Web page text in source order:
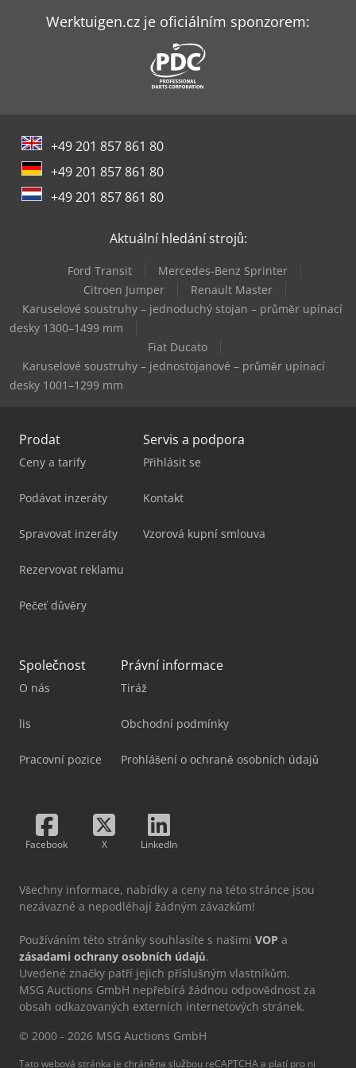
Jcb S2646E
Jlg 600Aj
Jlg E600Jp
Jlg X20J Plus
Okuma Genos M560-V-E
Werktuigen.cz je oficiálním sponzorem:
+49 201 857 861 80
+49 201 857 861 80
+49 201 857 861 80
Aktuální hledání strojů:
Ford Transit
Mercedes-Benz Sprinter
Citroen Jumper
Renault Master
Karuselové soustruhy – jednoduchý stojan – průměr upínací
desky 1300–1499 mm
Fiat Ducato
Karuselové soustruhy – jednostojanové – průměr upínací
desky 1001–1299 mm
Prodat
Ceny a tarify
Podávat inzeráty
Spravovat inzeráty
Rezervovat reklamu
Pečeť důvěry
Servis a podpora
Přihlásit se
Kontakt
Vzorová kupní smlouva
Společnost
O nás
lis
Pracovní pozice
Právní informace
Tiráž
Obchodní podmínky
Prohlášení o ochraně osobních údajů
Facebook X LinkedIn
Všechny informace, nabídky a ceny na této stránce jsou
nezávazné a nepodléhají žádným závazkům!
Používáním této stránky souhlasíte s našimi VOP a
zásadami ochrany osobních údajů.
Uvedené značky patří jejich příslušným vlastníkům.
MSG Auctions GmbH nepřebírá žádnou odpovědnost za
obsah odkazovaných externích internetových stránek.
© 2000 - 2026 MSG Auctions GmbH
Tato webová stránka je chráněna službou reCAPTCHA a platí pro ni